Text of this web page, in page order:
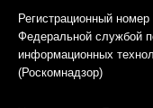
Регистрационный
Федеральной службой
информационных
(Роскомнадзор)